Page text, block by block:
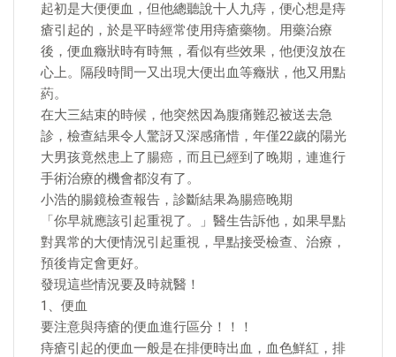
起初是大便便血，但他總聽說十人九痔，便心想是痔
瘡引起的，於是平時經常使用痔瘡藥物。用藥治療
後，便血癥狀時有時無，看似有些效果，他便沒放在
心上。隔段時間一又出現大便出血等癥狀，他又用點
葯。
在大三結束的時候，他突然因為腹痛難忍被送去急
診，檢查結果令人驚訝又深感痛惜，年僅22歲的陽光
大男孩竟然患上了腸癌，而且已經到了晚期，連進行
手術治療的機會都沒有了。
小浩的腸鏡檢查報告，診斷結果為腸癌晚期
「你早就應該引起重視了。」醫生告訴他，如果早點
對異常的大便情況引起重視，早點接受檢查、治療，
預後肯定會更好。
發現這些情況要及時就醫！
1、便血
要注意與痔瘡的便血進行區分！！！
痔瘡引起的便血一般是在排便時出血，血色鮮紅，排